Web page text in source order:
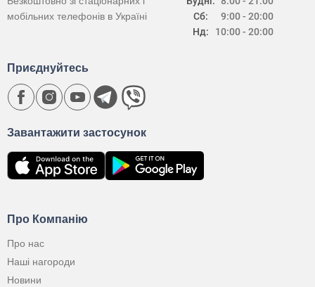
Сб:
Нд:
9:00 - 20:00
10:00 - 20:00
мобільних телефонів в Україні
Про Компанію
Про нас
Наші нагороди
Новини
Завантажити застосунок
Приєднуйтесь